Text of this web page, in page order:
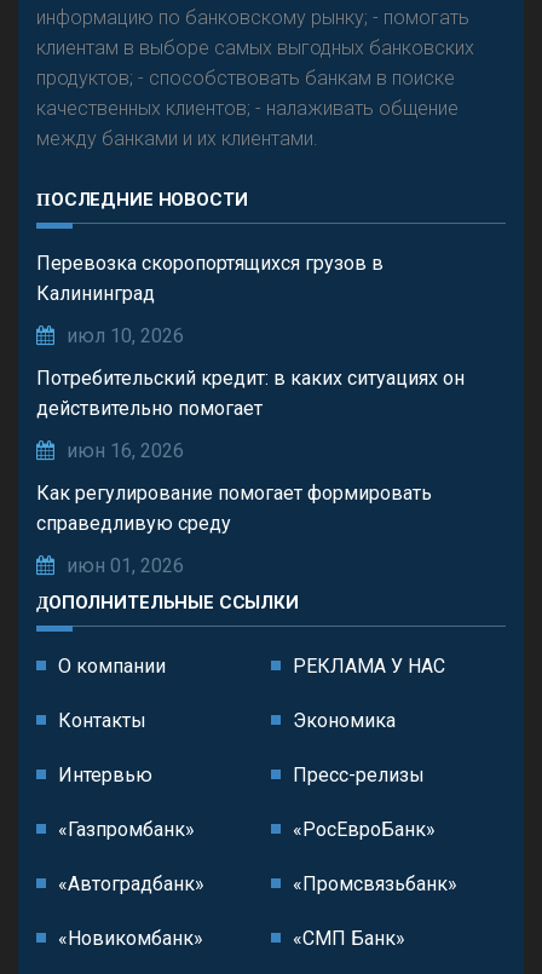
информацию по банковскому рынку; - помогать
клиентам в выборе самых выгодных банковских
продуктов; - способствовать банкам в поиске
качественных клиентов; - налаживать общение
между банками и их клиентами.
ПОСЛЕДНИЕ НОВОСТИ
Перевозка скоропортящихся грузов в
Калининград
июл 10, 2026
Потребительский кредит: в каких ситуациях он
действительно помогает
июн 16, 2026
Как регулирование помогает формировать
справедливую среду
июн 01, 2026
ДОПОЛНИТЕЛЬНЫЕ ССЫЛКИ
О компании РЕКЛАМА У НАС
Контакты Экономика
Интервью Пресс-релизы
«Газпромбанк» «РосЕвроБанк»
«Автоградбанк» «Промсвязьбанк»
«Новикомбанк» «СМП Банк»